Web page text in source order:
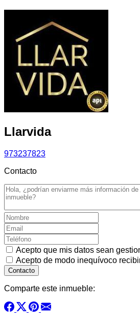
Llarvida
973237823
Contacto
Acepto que mis datos sean
Acepto de modo inequívoco
Comparte este inmueble: